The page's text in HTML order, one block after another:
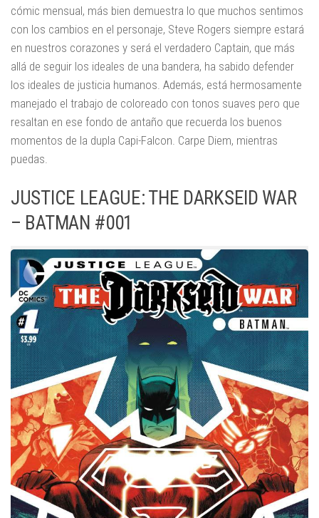
cómic mensual, más bien demuestra lo que muchos sentimos
con los cambios en el personaje, Steve Rogers siempre estará
en nuestros corazones y será el verdadero Captain, que más
allá de seguir los ideales de una bandera, ha sabido defender
los ideales de justicia humanos. Además, está hermosamente
manejado el trabajo de coloreado con tonos suaves pero que
resaltan en ese fondo de antaño que recuerda los buenos
momentos de la dupla Capi-Falcon. Carpe Diem, mientras
puedas.
JUSTICE LEAGUE: THE DARKSEID WAR
– BATMAN #001